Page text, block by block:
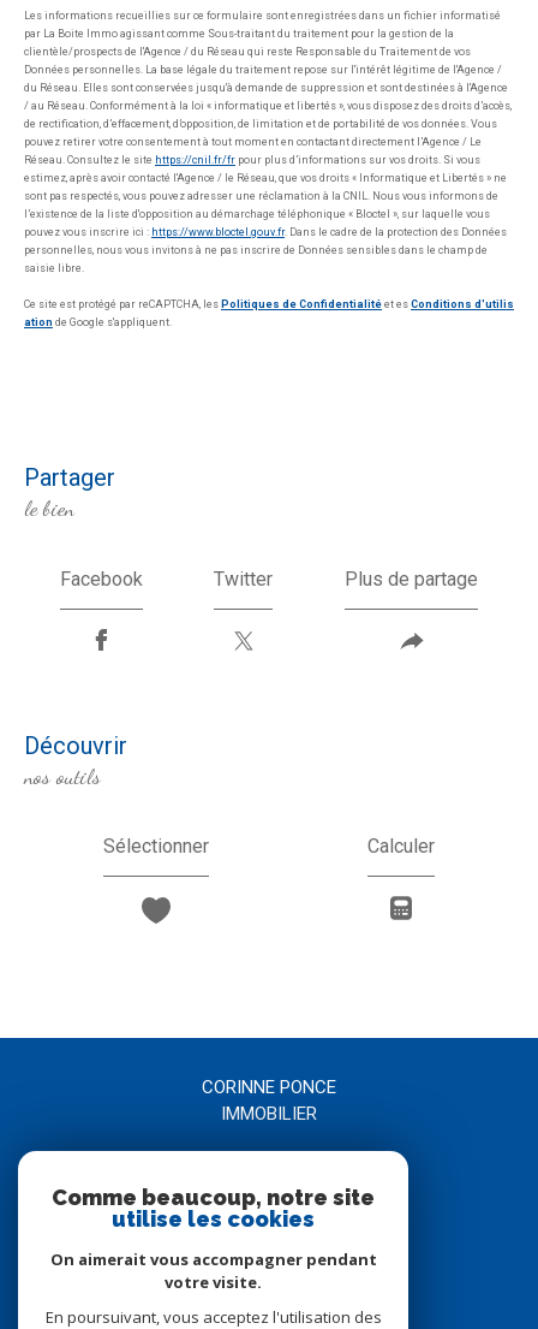
Les informations recueillies sur ce formulaire sont enregistrées dans un fichier informatisé
par La Boite Immo agissant comme Sous-traitant du traitement pour la gestion de la
clientèle/prospects de l'Agence / du Réseau qui reste Responsable du Traitement de vos
Données personnelles. La base légale du traitement repose sur l'intérêt légitime de l'Agence /
du Réseau. Elles sont conservées jusqu'à demande de suppression et sont destinées à l'Agence
/ au Réseau. Conformément à la loi « informatique et libertés », vous disposez des droits d’accès,
de rectification, d’effacement, d’opposition, de limitation et de portabilité de vos données. Vous
pouvez retirer votre consentement à tout moment en contactant directement l’Agence / Le
Réseau. Consultez le site https://cnil.fr/fr pour plus d’informations sur vos droits. Si vous
estimez, après avoir contacté l'Agence / le Réseau, que vos droits « Informatique et Libertés » ne
sont pas respectés, vous pouvez adresser une réclamation à la CNIL. Nous vous informons de
l’existence de la liste d'opposition au démarchage téléphonique « Bloctel », sur laquelle vous
pouvez vous inscrire ici : https://www.bloctel.gouv.fr. Dans le cadre de la protection des Données
personnelles, nous vous invitons à ne pas inscrire de Données sensibles dans le champ de
saisie libre.
Ce site est protégé par reCAPTCHA, les Politiques de Confidentialité et es Conditions d'utilis
ation de Google s'appliquent.
partager
le bien
Facebook Twitter Plus de partage
découvrir
nos outils
Sélectionner Calculer
CORINNE PONCE
IMMOBILIER
agence@corinneponce.com
7, Avenue Jean Jaurès
Comme beaucoup, notre site
utilise les cookies
On aimerait vous accompagner pendant
votre visite.
En poursuivant, vous acceptez l'utilisation des